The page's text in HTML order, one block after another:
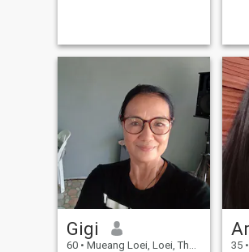
same values—truly exists 🤍”
Gigi
60 • Mueang Loei, Loei, Thailand
35 •